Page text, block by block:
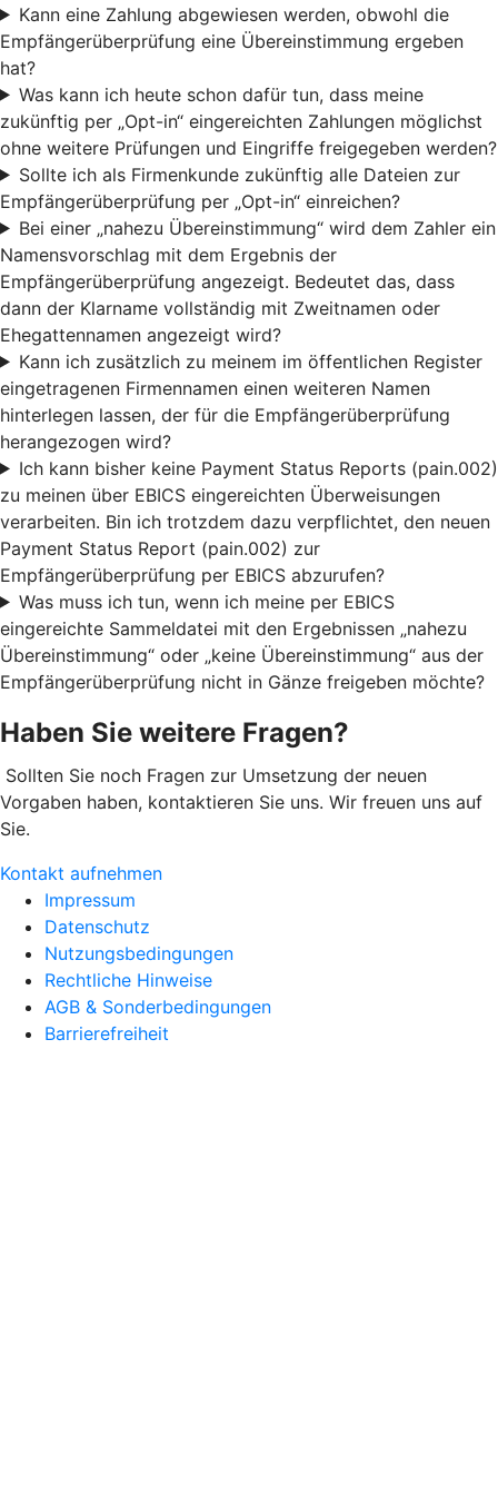
Kann eine Zahlung abgewiesen werden, obwohl die
Empfängerüberprüfung eine Übereinstimmung ergeben
hat?
Was kann ich heute schon dafür tun, dass meine
zukünftig per „Opt-in“ eingereichten Zahlungen möglichst
ohne weitere Prüfungen und Eingriffe freigegeben werden?
Sollte ich als Firmenkunde zukünftig alle Dateien zur
Empfängerüberprüfung per „Opt-in“ einreichen?
Bei einer „nahezu Übereinstimmung“ wird dem Zahler ein
Namensvorschlag mit dem Ergebnis der
Empfängerüberprüfung angezeigt. Bedeutet das, dass
dann der Klarname vollständig mit Zweitnamen oder
Ehegattennamen angezeigt wird?
Kann ich zusätzlich zu meinem im öffentlichen Register
eingetragenen Firmennamen einen weiteren Namen
hinterlegen lassen, der für die Empfängerüberprüfung
herangezogen wird?
Ich kann bisher keine Payment Status Reports (pain.002)
zu meinen über EBICS eingereichten Überweisungen
verarbeiten. Bin ich trotzdem dazu verpflichtet, den neuen
Payment Status Report (pain.002) zur
Empfängerüberprüfung per EBICS abzurufen?
Was muss ich tun, wenn ich meine per EBICS
eingereichte Sammeldatei mit den Ergebnissen „nahezu
Übereinstimmung“ oder „keine Übereinstimmung“ aus der
Empfängerüberprüfung nicht in Gänze freigeben möchte?
Haben Sie weitere Fragen?
Sollten Sie noch Fragen zur Umsetzung der neuen
Vorgaben haben, kontaktieren Sie uns. Wir freuen uns auf
Sie.
Kontakt aufnehmen
Impressum
Datenschutz
Nutzungsbedingungen
Rechtliche Hinweise
AGB & Sonderbedingungen
Barrierefreiheit